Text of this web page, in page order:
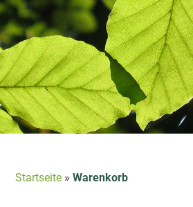
Startseite» Warenkorb